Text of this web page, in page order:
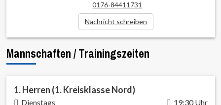
0176-84411731
Nachricht schreiben
Mannschaften / Trainingszeiten
1. Herren (1. Kreisklasse Nord)
Dienstags
19:30 Uhr